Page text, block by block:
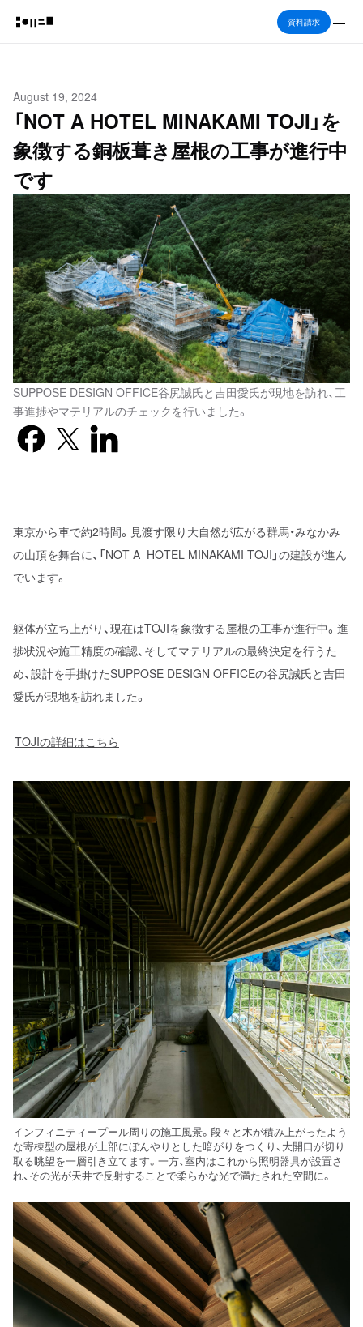
資料請求
August 19, 2024
「NOT A HOTEL MINAKAMI TOJI」を
象徴する銅板葺き屋根の工事が進行中
です
SUPPOSE DESIGN OFFICE谷尻誠氏と吉田愛氏が現地を訪れ、工
事進捗やマテリアルのチェックを行いました。
FacebookX previously known as Twitter
東京から車で約2時間。見渡す限り大自然が広がる群馬・みなかみ
の山頂を舞台に、「NOT A HOTEL MINAKAMI TOJI」の建設が進ん
でいます。
躯体が立ち上がり、現在はTOJIを象徴する屋根の工事が進行中。進
捗状況や施工精度の確認、そしてマテリアルの最終決定を行うた
め、設計を手掛けたSUPPOSE DESIGN OFFICEの谷尻誠氏と吉田
愛氏が現地を訪れました。
TOJIの詳細はこちら
インフィニティープール周りの施工風景。段々と木が積み上がったよう
な寄棟型の屋根が上部にぼんやりとした暗がりをつくり、大開口が切り
取る眺望を一層引き立てます。一方、室内はこれから照明器具が設置さ
れ、その光が天井で反射することで柔らかな光で満たされた空間に。